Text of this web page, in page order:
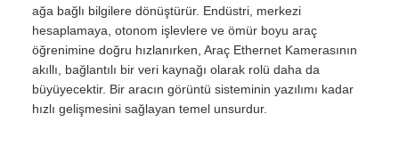
ağa bağlı bilgilere dönüştürür. Endüstri, merkezi
hesaplamaya, otonom işlevlere ve ömür boyu araç
öğrenimine doğru hızlanırken, Araç Ethernet Kamerasının
akıllı, bağlantılı bir veri kaynağı olarak rolü daha da
büyüyecektir. Bir aracın görüntü sisteminin yazılımı kadar
hızlı gelişmesini sağlayan temel unsurdur.